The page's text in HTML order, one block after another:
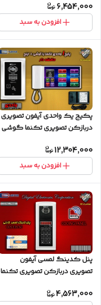
لمسی
6,454,000
افزودن به سبد
پکیج یک واحدی آیفون تصویری
دربازکن تصویری تکنما گوشی
12,304,000
افزودن به سبد
پنل کدینگ لمسی آیفون
تصویری دربازکن تصویری تکنما
4,563,000